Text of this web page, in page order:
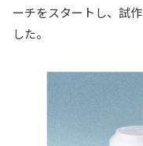
ーチをスタートし、試
した。